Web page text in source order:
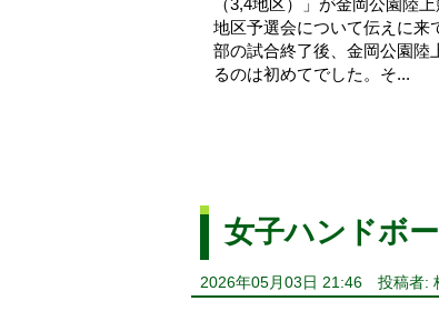
（3,4地区）」が金岡公園陸
地区予選会について伝えに来
部の試合終了後、金岡公園
るのは初めてでした。そ...
女子ハンドボ
2026年05月03日 21:46 投稿者: